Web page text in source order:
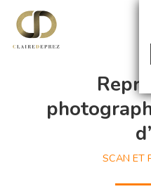
SCAN ET